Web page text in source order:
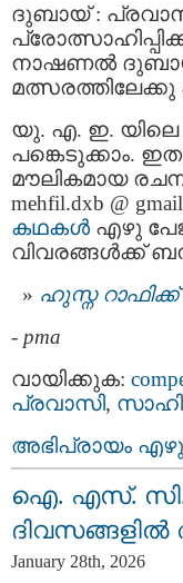
ദുബായ് :
നാഷണൽ
യു. എ. ഇ.
പങ്കെടുക്കാം.
മൗലികമായ
mehfil.dxb @
കഥകൾ എഴു
വിവരങ്ങൾക്ക്
ഹുസ്ന റാഫിക്ക്
- pma
വായിക്കുക:
പ്രവാസി,
അഭിപ്രായം
ഐ. എസ്. സി.
January 28th, 2026